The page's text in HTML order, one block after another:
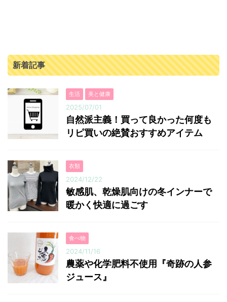
新着記事
生活 美と健康
2025/07/01
自然派主義！買って良かった何度も
リピ買いの絶賛おすすめアイテム
衣類
2024/12/22
敏感肌、乾燥肌向けの冬インナーで
暖かく快適に過ごす
食べ物
2024/11/16
農薬や化学肥料不使用『奇跡の人参
ジュース』